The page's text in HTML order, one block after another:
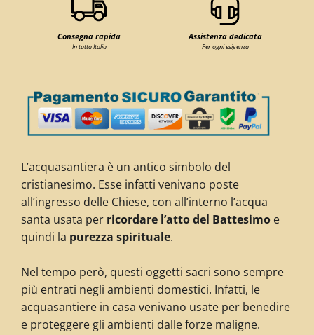
Consegna rapida
In tutta Italia
Assistenza dedicata
Per ogni esigenza
L’acquasantiera è un antico simbolo del
cristianesimo. Esse infatti venivano poste
all’ingresso delle Chiese, con all’interno l’acqua
santa usata per ricordare l’atto del Battesimo e
quindi la purezza spirituale.
Nel tempo però, questi oggetti sacri sono sempre
più entrati negli ambienti domestici. Infatti, le
acquasantiere in casa venivano usate per benedire
e proteggere gli ambienti dalle forze maligne.